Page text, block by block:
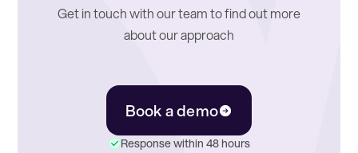
Get in touch with our team to find out more
about our approach
Book a demo
Response within 48 hours